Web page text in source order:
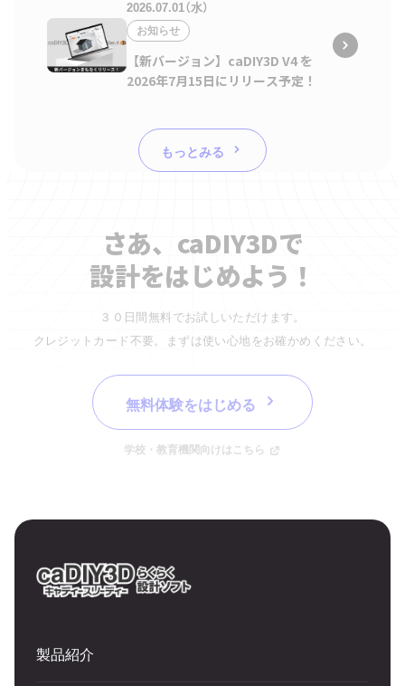
2026.07.01（水）
お知らせ
【新バージョン】caDIY3D V4 を
2026年7月15日にリリース予定！
もっとみる
さあ、caDIY3Dで
設計をはじめよう！
３０日間無料でお試しいただけます。
クレジットカード不要。まずは使い心地をお確かめください。
無料体験をはじめる
学校・教育機関向けはこちら
製品紹介